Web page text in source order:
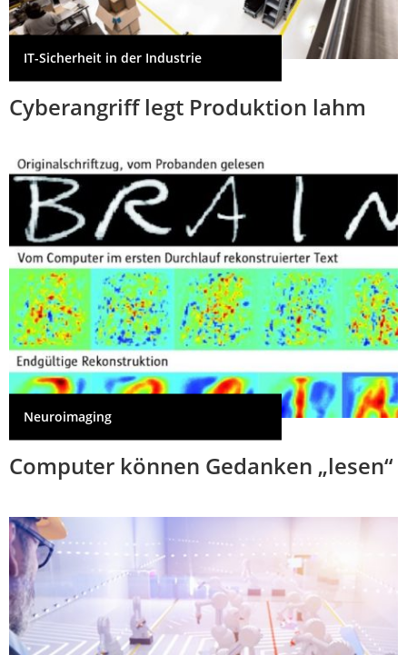
IT-Sicherheit in der Industrie
Cyberangriff legt Produktion lahm
Neuroimaging
Computer können Gedanken „lesen“